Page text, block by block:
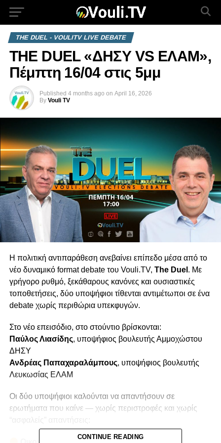
THE DUEL - VOULITV LIVE DEBATE
THE DUEL «ΔΗΣΥ VS ΕΛΑΜ»,
Πέμπτη 16/04 στις 5μμ
Published 4 months ago on April 16, 2026
By Vouli TV
Η πολιτική αντιπαράθεση ανεβαίνει επίπεδο μέσα από το
νέο δυναμικό format debate του Vouli.TV, The Duel . Με
γρήγορο ρυθμό, ξεκάθαρους κανόνες και ουσιαστικές
τοποθετήσεις, δύο υποψήφιοι τίθενται αντιμέτωποι σε ένα
debate χωρίς περιθώρια υπεκφυγών.
Στο νέο επεισόδιο, στο στούντιο βρίσκονται:
Παύλος Λιασίδης, υποψήφιος βουλευτής Αμμοχώστου
ΔΗΣΥ
Ανδρέας Παπαχαραλάμπους, υποψήφιος βουλευτής
Λευκωσίας ΕΛΑΜ
Οι δύο υποψήφιοι καλούνται να απαντήσουν σε
ερωτήματα που καίνε — χωρίς περιστροφές και χωρίς
CONTINUE READING